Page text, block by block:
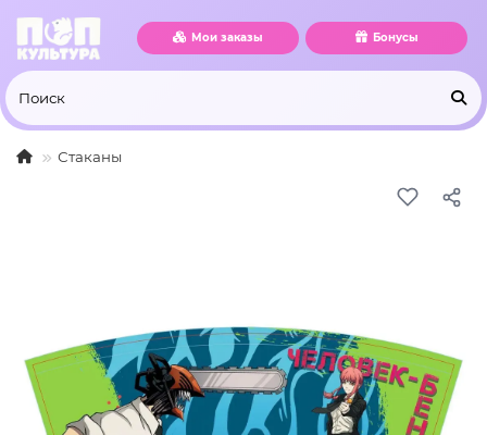
Мои заказы Бонусы
Стаканы